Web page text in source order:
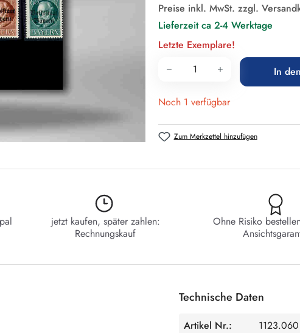
Preise inkl. MwSt. zzgl.
Lieferzeit ca 2-4 Werktage
Letzte Exemplare!
Produkt Anzahl: Gib
In
Noch 1 verfügbar
Zum Merkzettel hinzufügen
jetzt kaufen, später zahlen:
Rechnungskauf
Ohne Risiko
Technische Daten
Artikel Nr.:
1123.060